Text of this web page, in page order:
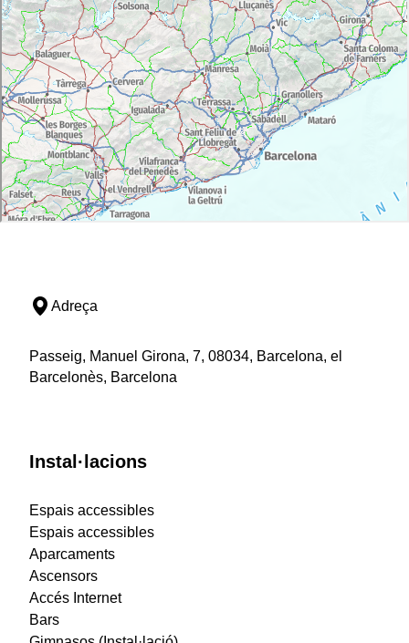
Adreça
Passeig, Manuel Girona, 7, 08034, Barcelona, el
Barcelonès, Barcelona
Instal·lacions
Espais accessibles
Espais accessibles
Aparcaments
Ascensors
Accés Internet
Bars